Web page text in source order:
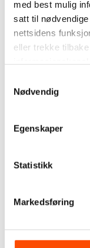
med best mulig
satt til
nettsidens
eller trekke
Nødvendig
Egenskaper
Statistikk
Markedsføring
Skål i keramikk –
Nydelig skål
håndlaget i
formet som en
smørblomst,
på bordet, bare
teposen.
Kjøp Legg i handlekurv